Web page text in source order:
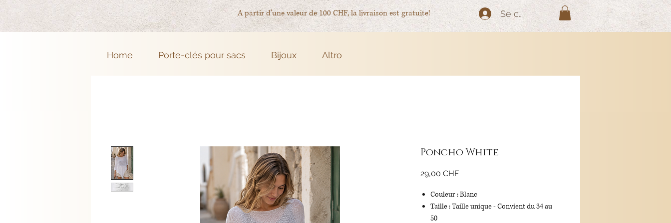
A partir d'une valeur de 100 CHF, la livraison est gratuite! Se connecter
Home Porte-clés pour sacs Bijoux Altro
Poncho White
29,00 CHFPrix
Couleur : Blanc
Taille : Taille unique - Convient du 34 au
50